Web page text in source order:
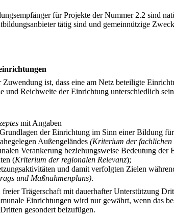
für Projekte der Nummer 2.2 sind
tätig sind und gemeinnützige
ist, dass eine am Netz beteiligte
und Reichweite der Einrichtung unterschiedlich
mit Angaben
der Einrichtung im Sinn einer Bildung
Außengeländes (Kriterium der
Verankerung beziehungsweise Bedeutung
(Kriterium der regionalen Relevanz);
und damit verfolgten Zielen
und Maßnahmenplans).
Trägerschaft mit dauerhafter Unterstützung
Einrichtungen wird nur gewährt, wenn das
gesondert beizufügen.